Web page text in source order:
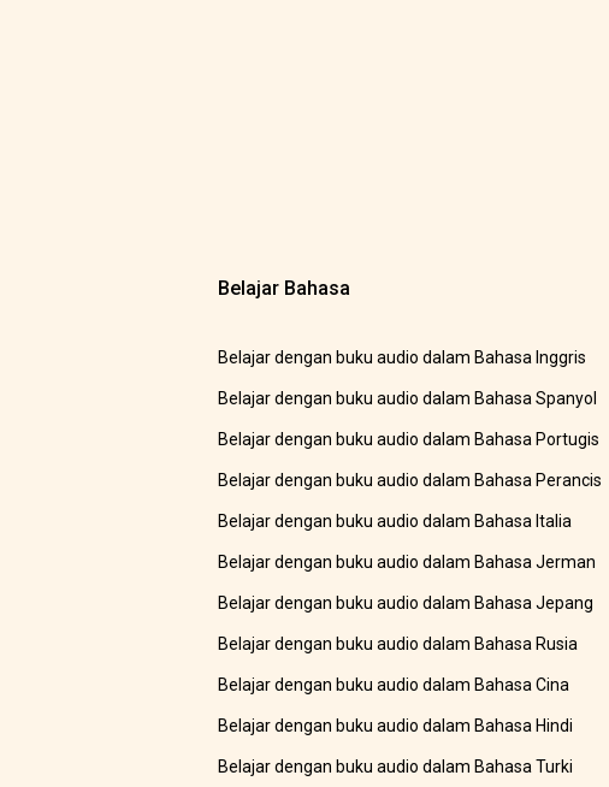
Belajar Bahasa
Belajar dengan buku audio dalam Bahasa Inggris
Belajar dengan buku audio dalam Bahasa Spanyol
Belajar dengan buku audio dalam Bahasa Portugis
Belajar dengan buku audio dalam Bahasa Perancis
Belajar dengan buku audio dalam Bahasa Italia
Belajar dengan buku audio dalam Bahasa Jerman
Belajar dengan buku audio dalam Bahasa Jepang
Belajar dengan buku audio dalam Bahasa Rusia
Belajar dengan buku audio dalam Bahasa Cina
Belajar dengan buku audio dalam Bahasa Hindi
Belajar dengan buku audio dalam Bahasa Turki